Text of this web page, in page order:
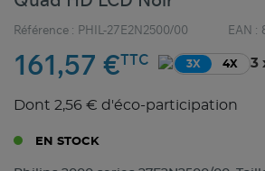
Référence : PHIL-27E2N2500/00 EAN :
161,57 €TTC 3X 4X 3
Dont 2,56 € d'éco-participation
EN STOCK